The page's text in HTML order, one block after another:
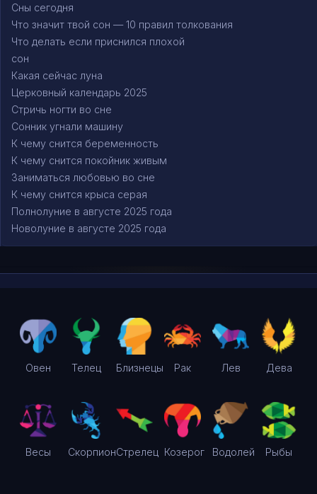
Сны сегодня
Что значит твой сон — 10 правил толкования
Что делать если приснился плохой
сон
Какая сейчас луна
Церковный календарь 2025
Стричь ногти во сне
Сонник угнали машину
К чему снится беременность
К чему снится покойник живым
Заниматься любовью во сне
К чему снится крыса серая
Полнолуние в августе 2025 года
Новолуние в августе 2025 года
Овен Телец Близнецы Рак Лев Дева
Весы СкорпионСтрелец Козерог Водолей Рыбы